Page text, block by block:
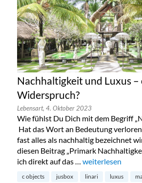
Nachhaltigkeit und Luxus –
Widerspruch?
Lebensart, 4. Oktober 2023
Wie fühlst Du Dich mit dem Begriff
Hat das Wort an Bedeutung
fast alles als nachhaltig bezeichnet
diesen Beitrag „Primark
ich direkt auf das … „Nachhaltigkeit
weiterlesen
c objects jusbox linari luxus